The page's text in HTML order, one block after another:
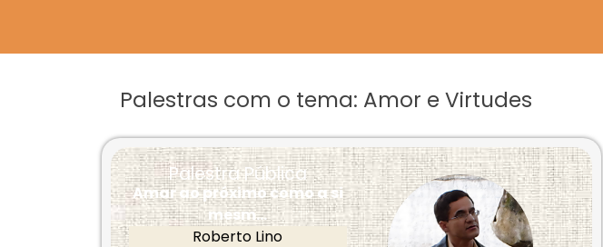
Palestras com o tema: Amor e Virtudes
Palestra Pública
Amar ao próximo como a si
mesm...
Roberto Lino